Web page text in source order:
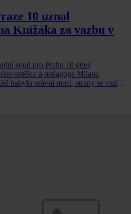
10 uznal
Knížáka za vazbu v
soud pro Prahu 10 dnes
umělce a pedagoga Milana
nabylo právní moci, strany se vzdaly